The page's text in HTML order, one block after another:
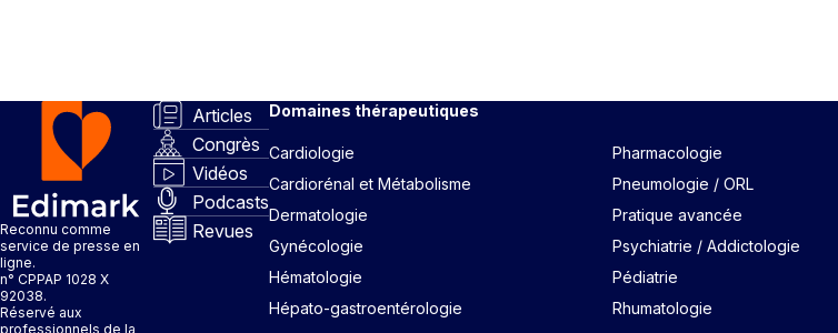
Reconnu comme
service de presse en
ligne.
n° CPPAP 1028 X
92038.
Réservé aux
professionnels de la
Articles
Congrès
Vidéos
Podcasts
Revues
Domaines thérapeutiques
Cardiologie
Cardiorénal et Métabolisme
Dermatologie
Gynécologie
Hématologie
Hépato-gastroentérologie
Pharmacologie
Pneumologie / ORL
Pratique avancée
Psychiatrie / Addictologie
Pédiatrie
Rhumatologie